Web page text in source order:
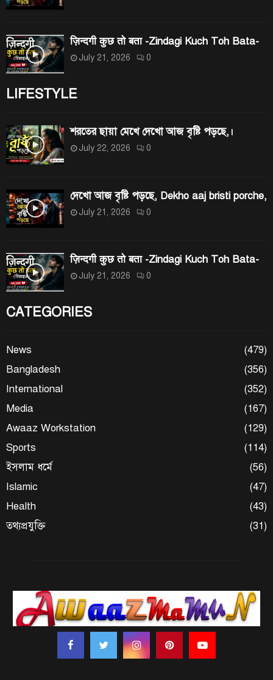
ज़िन्दगी कुछ तो बता -Zindagi Kuch Toh Bata-
July 21, 2026 0
LIFESTYLE
শরতের ছায়া মেখে দেখো আজ বৃষ্টি পড়ছে,।
July 22, 2026 0
দেখো আজ বৃষ্টি পড়ছে, Dekho aaj bristi porche,
July 21, 2026 0
ज़िन्दगी कुछ तो बता -Zindagi Kuch Toh Bata-
July 21, 2026 0
CATEGORIES
News
(479)
Bangladesh
(356)
International
(352)
Media
(167)
Awaaz Workstation
(129)
Sports
(114)
ইসলাম ধর্মে
(56)
Islamic
(47)
Health
(43)
তথ্যপ্রযুক্তি
(31)